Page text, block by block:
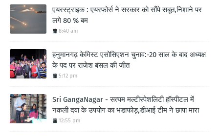
एयरस्ट्राइक : एयरफोर्स ने सरकार को सौंपे सबूत,निशाने पर
लगे 80 % बम
8:40 am
हनुमानगढ़ केमिस्ट एसोसिएशन चुनाव:-20 साल के बाद अध्यक्ष
के पद पर राजेश बंसल की जीत
5:12 pm
Sri GangaNagar - सत्यम मल्टीस्पेशलिटी हॉस्पीटल में
नकली दवा के उपयोग का भंडाफोड़,डीआई टीम ने छापा मारा
12:55 pm